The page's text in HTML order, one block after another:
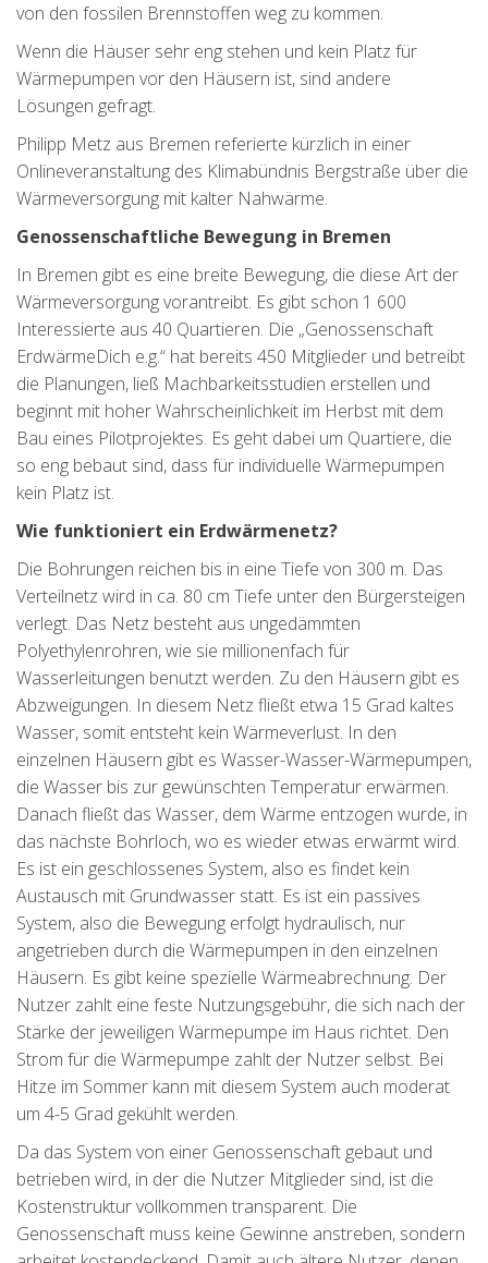
von den fossilen Brennstoffen weg zu kommen.
Wenn die Häuser sehr eng stehen und kein Platz für
Wärmepumpen vor den Häusern ist, sind andere
Lösungen gefragt.
Philipp Metz aus Bremen referierte kürzlich in einer
Onlineveranstaltung des Klimabündnis Bergstraße über die
Wärmeversorgung mit kalter Nahwärme.
Genossenschaftliche Bewegung in Bremen
In Bremen gibt es eine breite Bewegung, die diese Art der
Wärmeversorgung vorantreibt. Es gibt schon 1 600
Interessierte aus 40 Quartieren. Die „Genossenschaft
ErdwärmeDich e.g.“ hat bereits 450 Mitglieder und betreibt
die Planungen, ließ Machbarkeitsstudien erstellen und
beginnt mit hoher Wahrscheinlichkeit im Herbst mit dem
Bau eines Pilotprojektes. Es geht dabei um Quartiere, die
so eng bebaut sind, dass für individuelle Wärmepumpen
kein Platz ist.
Wie funktioniert ein Erdwärmenetz?
Die Bohrungen reichen bis in eine Tiefe von 300 m. Das
Verteilnetz wird in ca. 80 cm Tiefe unter den Bürgersteigen
verlegt. Das Netz besteht aus ungedämmten
Polyethylenrohren, wie sie millionenfach für
Wasserleitungen benutzt werden. Zu den Häusern gibt es
Abzweigungen. In diesem Netz fließt etwa 15 Grad kaltes
Wasser, somit entsteht kein Wärmeverlust. In den
einzelnen Häusern gibt es Wasser-Wasser-Wärmepumpen,
die Wasser bis zur gewünschten Temperatur erwärmen.
Danach fließt das Wasser, dem Wärme entzogen wurde, in
das nächste Bohrloch, wo es wieder etwas erwärmt wird.
Es ist ein geschlossenes System, also es findet kein
Austausch mit Grundwasser statt. Es ist ein passives
System, also die Bewegung erfolgt hydraulisch, nur
angetrieben durch die Wärmepumpen in den einzelnen
Häusern. Es gibt keine spezielle Wärmeabrechnung. Der
Nutzer zahlt eine feste Nutzungsgebühr, die sich nach der
Stärke der jeweiligen Wärmepumpe im Haus richtet. Den
Strom für die Wärmepumpe zahlt der Nutzer selbst. Bei
Hitze im Sommer kann mit diesem System auch moderat
um 4-5 Grad gekühlt werden.
Da das System von einer Genossenschaft gebaut und
betrieben wird, in der die Nutzer Mitglieder sind, ist die
Kostenstruktur vollkommen transparent. Die
Genossenschaft muss keine Gewinne anstreben, sondern